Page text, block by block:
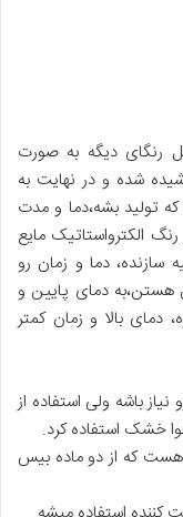
رنگای دیگه به صورت
شده و در نهایت به
تولید بشه،دما و مدت
الکترواستاتیک مایع
سازنده، دما و زمان رو
هستن،به دمای پایین و
دمای بالا و زمان کمتر
باشه ولی استفاده از
خشک استفاده کرد.
که از دو ماده بیس